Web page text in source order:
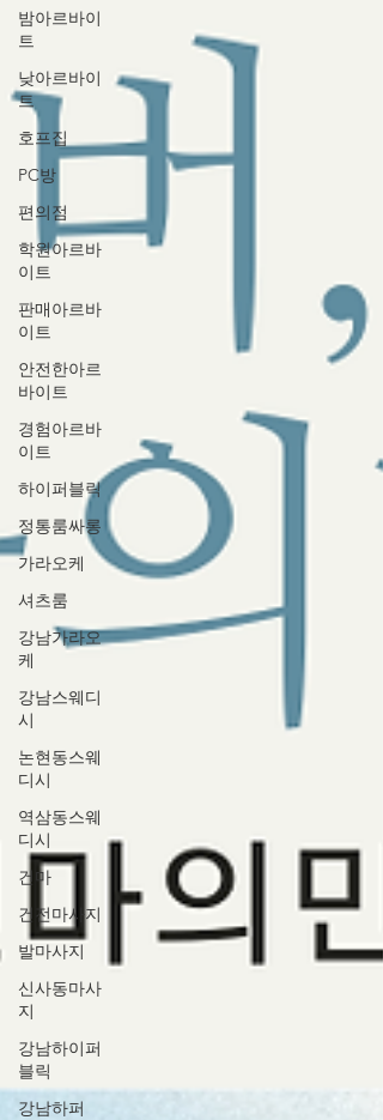
밤아르바이
트
낮아르바이
트
호프집
PC방
편의점
학원아르바
이트
판매아르바
이트
안전한아르
바이트
경험아르바
이트
하이퍼블릭
정통룸싸롱
가라오케
셔츠룸
강남가라오
케
강남스웨디
시
논현동스웨
디시
역삼동스웨
디시
건마
건전마사지
발마사지
신사동마사
지
강남하이퍼
블릭
강남하퍼